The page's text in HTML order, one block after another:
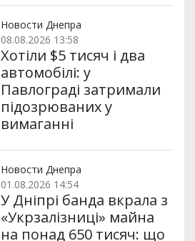
Новости Днепра
08.08.2026 13:58
Хотіли $5 тисяч і два
автомобілі: у
Павлограді затримали
підозрюваних у
вимаганні
Новости Днепра
01.08.2026 14:54
У Дніпрі банда вкрала з
«Укрзалізниці» майна
на понад 650 тисяч: що